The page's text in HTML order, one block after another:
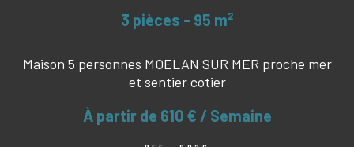
3 pièces - 95 m²
Maison 5 personnes MOELAN SUR MER proche mer
et sentier cotier
À partir de 610 € / Semaine
PISCINE
RECHERCHER